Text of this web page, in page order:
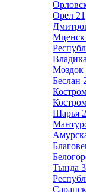
Орел 21
Мценск
Моздок
Беслан
Шарья 2
Тында 3
Саранск